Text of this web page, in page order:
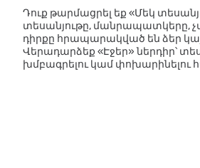
Դուք թարմացրել եք «Մեկ
տեսանյութը, մանրապատկերը,
դիրքը հրապարակված են ձեր
Վերադարձեք «Էջեր» ներդիր՝
խմբագրելու կամ փոխարինելու